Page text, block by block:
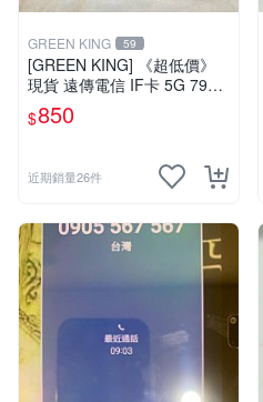
GREEN KING 59
[GREEN KING] 《超低價》
現貨 遠傳電信 IF卡 5G 799 3
0天網路吃到飽 儲值卡 網卡
網路儲值卡 上網卡
$850
近期銷量26件